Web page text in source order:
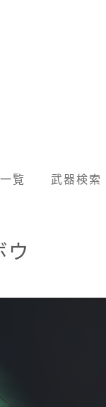
覧 武器検索
ウ